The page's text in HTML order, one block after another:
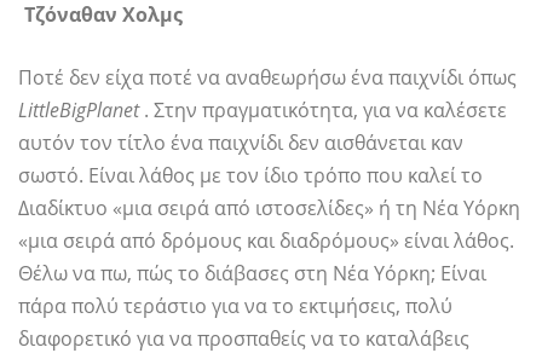
Τζόναθαν Χολμς
Ποτέ δεν είχα ποτέ να αναθεωρήσω ένα παιχνίδι όπως
LittleBigPlanet. Στην πραγματικότητα, για να καλέσετε
αυτόν τον τίτλο ένα παιχνίδι δεν αισθάνεται καν
σωστό. Είναι λάθος με τον ίδιο τρόπο που καλεί το
Διαδίκτυο «μια σειρά από ιστοσελίδες» ή τη Νέα Υόρκη
«μια σειρά από δρόμους και διαδρόμους» είναι λάθος.
Θέλω να πω, πώς το διάβασες στη Νέα Υόρκη; Είναι
πάρα πολύ τεράστιο για να το εκτιμήσεις, πολύ
διαφορετικό για να προσπαθείς να το καταλάβεις